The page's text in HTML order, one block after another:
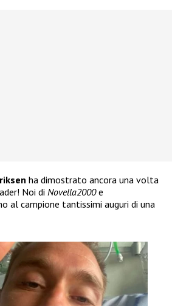
ha dimostrato ancora una volta
Noi di Novella2000e
al campione tantissimi auguri di una